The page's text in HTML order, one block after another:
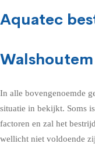
Aquatec
Walshoutem
In alle bovengenoemde
situatie in bekijkt. Soms
factoren en zal het
wellicht niet voldoende